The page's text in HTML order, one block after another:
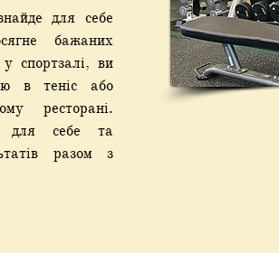
для себе
бажаних
спортзалі, ви
в теніс або
ресторані.
для себе та
разом з